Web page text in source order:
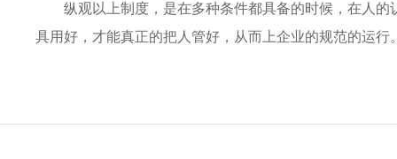
纵观以上制度，是在多种条件都具备的时候，在人
具用好，才能真正的把人管好，从而上企业的规范的运行